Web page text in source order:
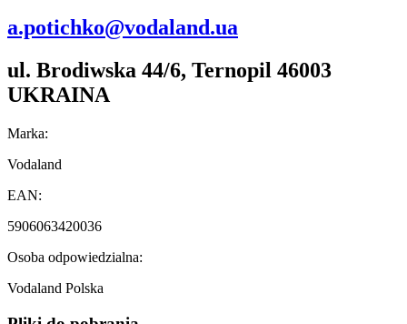
a.potichko@vodaland.ua
ul. Brodiwska 44/6, Ternopil 46003
UKRAINA
Marka:
Vodaland
EAN:
5906063420036
Osoba odpowiedzialna:
Vodaland Polska